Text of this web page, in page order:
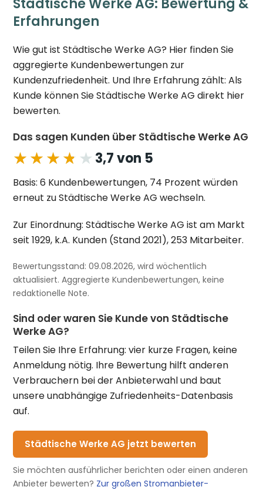
Städtische Werke AG: Bewertung &
Erfahrungen
Wie gut ist Städtische Werke AG? Hier finden Sie
aggregierte Kundenbewertungen zur
Kundenzufriedenheit. Und Ihre Erfahrung zählt: Als
Kunde können Sie Städtische Werke AG direkt hier
bewerten.
Das sagen Kunden über Städtische Werke AG
★★★★★
★★★★★ 3,7 von 5
Basis: 6 Kundenbewertungen, 74 Prozent würden
erneut zu Städtische Werke AG wechseln.
Zur Einordnung: Städtische Werke AG ist am Markt
seit 1929, k.A. Kunden (Stand 2021), 253 Mitarbeiter.
Bewertungsstand: 09.08.2026, wird wöchentlich
aktualisiert. Aggregierte Kundenbewertungen, keine
redaktionelle Note.
Sind oder waren Sie Kunde von Städtische
Werke AG?
Teilen Sie Ihre Erfahrung: vier kurze Fragen, keine
Anmeldung nötig. Ihre Bewertung hilft anderen
Verbrauchern bei der Anbieterwahl und baut
unsere unabhängige Zufriedenheits-Datenbasis
auf.
Städtische Werke AG jetzt bewerten
Sie möchten ausführlicher berichten oder einen anderen
Anbieter bewerten? Zur großen Stromanbieter-